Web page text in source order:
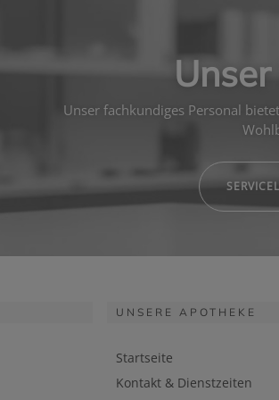
Unser fachkundiges Personal
UNSERE APOTHEKE
Startseite
Kontakt & Dienstzeiten